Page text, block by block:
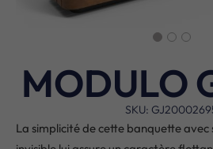
MODULO
SKU:
La simplicité de cette banquette avec